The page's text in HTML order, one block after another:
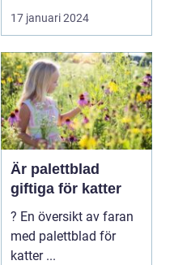
växt som ha...
17 januari 2024
Är palettblad
giftiga för katter
? En översikt av faran
med palettblad för
katter ...